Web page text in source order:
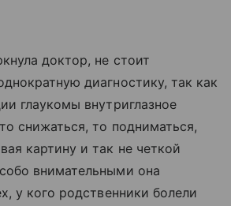
доктор, не стоит
диагностику, так как
глаукомы внутриглазное
снижаться, то подниматься,
картину и так не четкой
внимательными она
у кого родственники болели